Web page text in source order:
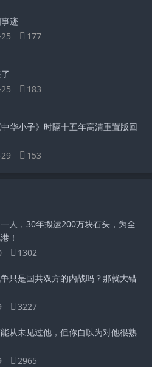
迹
177
183
华小子》时隔十五年高清重置版回
153
人，30年搬运200万块石头，为全
！
1302
只是国共双方的内战吗？那就大错
3227
从未见过他，但你自以为对他很熟
2965